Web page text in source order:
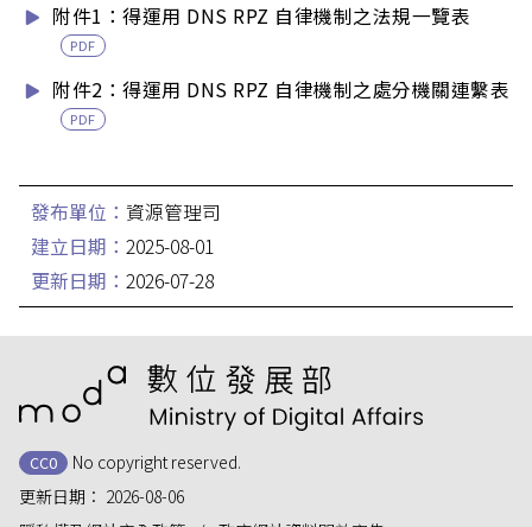
附件1：得運用 DNS RPZ 自律機制之法規一覽表
PDF
附件2：得運用 DNS RPZ 自律機制之處分機關連繫表
PDF
發布單位：資源管理司
建立日期：2025-08-01
更新日期：2026-07-28
CC0
No copyright reserved.
更新日期： 2026-08-06